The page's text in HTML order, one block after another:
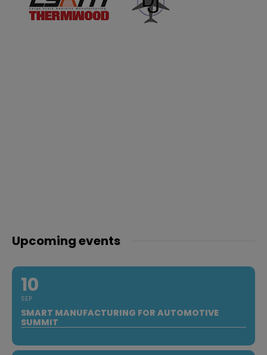
Upcoming events
10
SEP
SMART MANUFACTURING FOR AUTOMOTIVE
SUMMIT